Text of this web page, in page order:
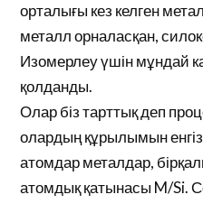
орталығы кез келген
металл орналасқан,
Изомерлеу үшін мұндай
қолданды.
Олар біз тарттық деп
олардың құрылымын
атомдар металдар,
атомдық қатынасы M/Si.